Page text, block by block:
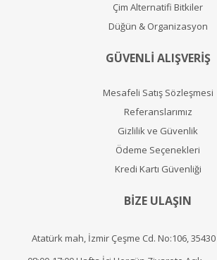
Çim Alternatifi Bitkiler
Düğün & Organizasyon
GÜVENLİ ALIŞVERİŞ
Mesafeli Satış Sözleşmesi
Referanslarımız
Gizlilik ve Güvenlik
Ödeme Seçenekleri
Kredi Kartı Güvenliği
BİZE ULAŞIN
Atatürk mah, İzmir Çeşme Cd. No:106,